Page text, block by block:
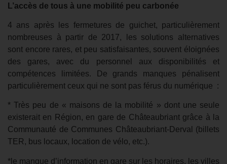
L’accès de tous à une mobilité peu carbonée
4 ans après les fermetures de guichet, particulièrement
nombreuses à partir de 2017, les solutions alternatives
sont encore rares, et peu satisfaisantes, souvent éloignées
des gares, avec du personnel aux disponibilités et
compétences limitées. De grands manques pénalisent
particulièrement ceux qui ne sont pas férus du numérique :
* Très peu de « maisons de la mobilité » dont une seule
existerait en Région, en gare de Châteaubriant grâce à la
Communauté de Communes Châteaubriant-Derval (billets
TER, bus locaux, location de vélo, etc.).
*le manque d’information en gare sur les horaires, les villes